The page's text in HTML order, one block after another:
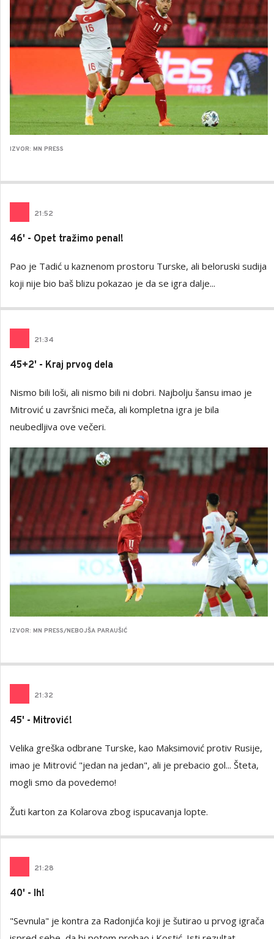
IZVOR: MN PRESS
21:52
46' - Opet tražimo penal!
Pao je Tadić u kaznenom prostoru Turske, ali beloruski sudija
koji nije bio baš blizu pokazao je da se igra dalje...
21:34
45+2' - Kraj prvog dela
Nismo bili loši, ali nismo bili ni dobri. Najbolju šansu imao je
Mitrović u završnici meča, ali kompletna igra je bila
neubedljiva ove večeri.
IZVOR: MN PRESS/NEBOJŠA PARAUŠIĆ
21:32
45' - Mitrović!
Velika greška odbrane Turske, kao Maksimović protiv Rusije,
imao je Mitrović "jedan na jedan", ali je prebacio gol... Šteta,
mogli smo da povedemo!
Žuti karton za Kolarova zbog ispucavanja lopte.
21:28
40' - Ih!
"Sevnula" je kontra za Radonjića koji je šutirao u prvog igrača